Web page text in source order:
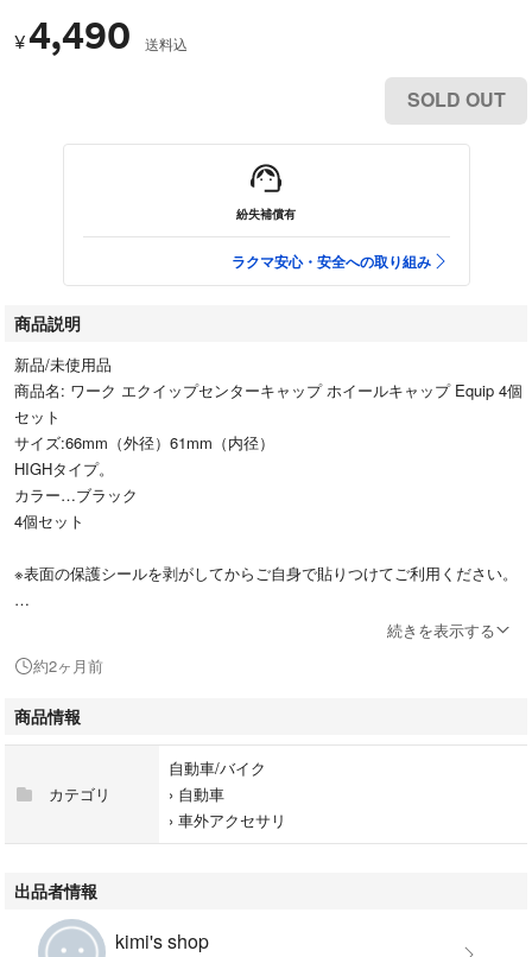
¥4,490 送料込
SOLD OUT
紛失補償有
ラクマ安心・安全への取り組み
商品説明
新品/未使用品
商品名: ワーク エクイップセンターキャップ ホイールキャップ Equip 4個
セット
サイズ:66mm（外径）61mm（内径）
HIGHタイプ。
カラー…ブラック
4個セット
※表面の保護シールを剥がしてからご自身で貼りつけてご利用ください。
#センターキャップコレクション
#Meister
#マイスター
#Meisterセンターキャップ
#Meisterホイールキャップ
#マイスターセンターキャップ
#マイスターホイールキャップ
#WORKEMOTION
#北米仕様
続きを表示する
約2ヶ月前
商品情報
カテゴリ
自動車/バイク
› 自動車
› 車外アクセサリ
出品者情報
kimi's shop